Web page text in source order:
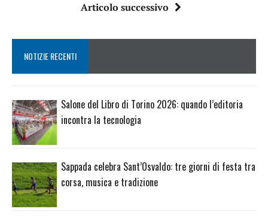
Articolo successivo
NOTIZIE RECENTI
Salone del Libro di Torino 2026: quando l’editoria
incontra la tecnologia
Sappada celebra Sant’Osvaldo: tre giorni di festa tra
corsa, musica e tradizione